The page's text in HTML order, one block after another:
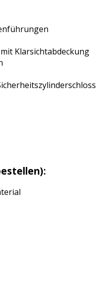
Klarsichtabdeckung